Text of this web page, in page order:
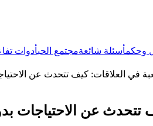
وحكمأسئلة شائعةمجتمع الحبأدوات
في العلاقات: كيف تتحدث عن
تتحدث عن الاحتياجات